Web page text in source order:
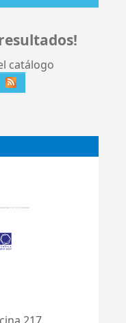
catálogo